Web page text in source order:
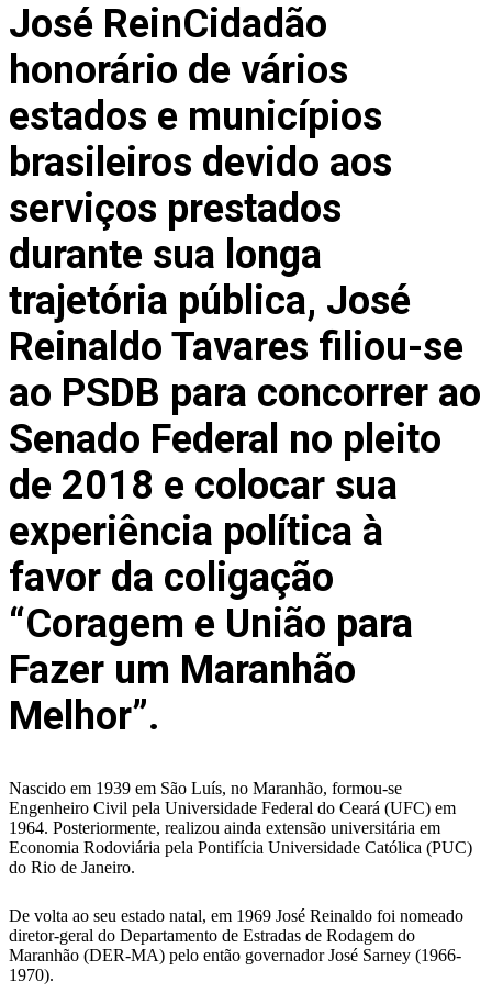
José ReinCidadão
honorário de vários
estados e municípios
brasileiros devido aos
serviços prestados
durante sua longa
trajetória pública, José
Reinaldo Tavares filiou-se
ao PSDB para concorrer ao
Senado Federal no pleito
de 2018 e colocar sua
experiência política à
favor da coligação
“Coragem e União para
Fazer um Maranhão
Melhor”.
Nascido em 1939 em São Luís, no Maranhão, formou-se
Engenheiro Civil pela Universidade Federal do Ceará (UFC) em
1964. Posteriormente, realizou ainda extensão universitária em
Economia Rodoviária pela Pontifícia Universidade Católica (PUC)
do Rio de Janeiro.
De volta ao seu estado natal, em 1969 José Reinaldo foi nomeado
diretor-geral do Departamento de Estradas de Rodagem do
Maranhão (DER-MA) pelo então governador José Sarney (1966-
1970).